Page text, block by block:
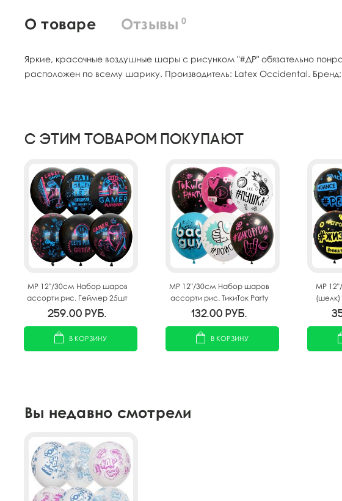
О товаре Отзывы 0
Яркие, красочные воздушные шары с рисунком "#ДР" обязательно
расположен по всему шарику. Производитель: Latex Occidental.
С этим товаром покупают
MP 12"/30см Набор шаров
ассорти рис. Геймер 25шт
259.00 руб.
В КОРЗИНУ
MP 12"/30см Набор шаров
ассорти рис. ТикиТок Party
10шт
132.00 руб.
В КОРЗИНУ
MP
(шелк)
Вы недавно смотрели